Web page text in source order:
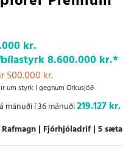
kr.
8.600.000 kr.*
500.000 kr.
um styrk í gegnum Orkusjóð
mánuði í 36 mánuði219.127 kr.
Rafmagn Fjórhjóladrif 5 sæta